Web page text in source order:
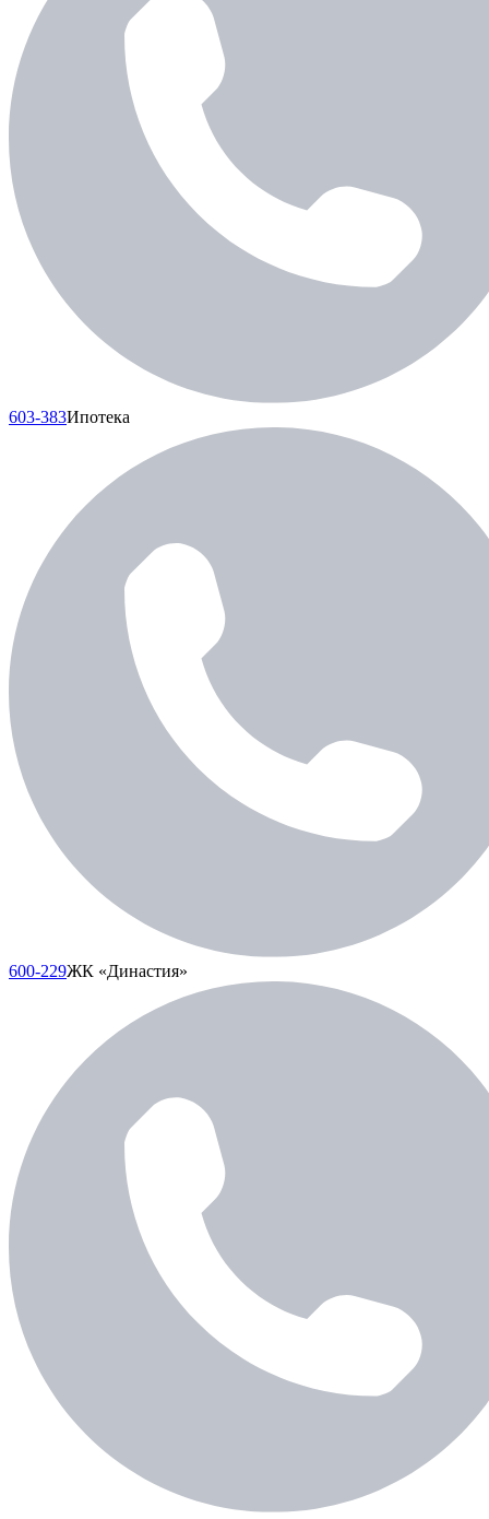
603-383Ипотека
600-229ЖК «Династия»